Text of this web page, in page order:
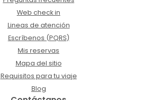
Web check in
Lineas de atención
Escríbenos (PQRS)
Mis reservas
Mapa del sitio
Requisitos para tu viaje
Blog